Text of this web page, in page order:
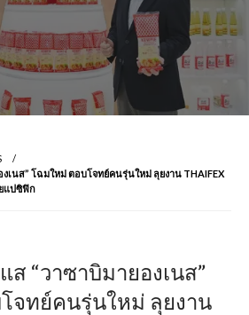
เนส” โฉมใหม่ ตอบโจทย์คนรุ่นใหม่ ลุยงาน THAIFEX
แปซิฟิก
“วาซาบิมายองเนส”
จทย์คนรุ่นใหม่ ลุยงาน